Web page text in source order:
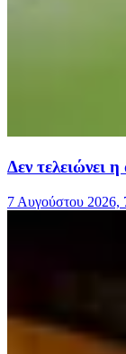
Δεν τελειώνει
7 Αυγούστου 2026,